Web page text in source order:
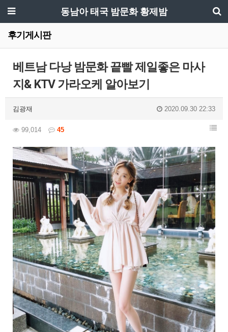
동남아 태국 밤문화 황제밤
후기게시판
베트남 다낭 밤문화 끝빨 제일좋은 마사
지& KTV 가라오케 알아보기
김광재 2020.09.30 22:33
99,014 45